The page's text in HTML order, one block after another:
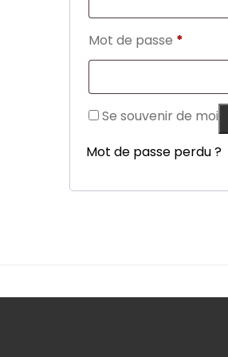
Mot de passe *
Se souvenir de moi
Mot de passe perdu ?